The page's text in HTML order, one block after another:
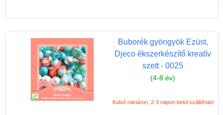
Buborék gyöngyök Ezüst,
Djeco ékszerkészítő kreatív
szett - 0025
(4-8 év)
Külső raktáron, 2-3 napon belül szállítható
Satírozós füzetek,
satírozós matrica
Selyemfestés
Színezők, kifestő,